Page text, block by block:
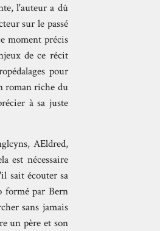
l'auteur a dû
sur le passé
moment précis
de ce récit
pour
roman riche du
à sa juste
AEldred,
est nécessaire
sait écouter sa
formé par Bern
sans jamais
un père et son